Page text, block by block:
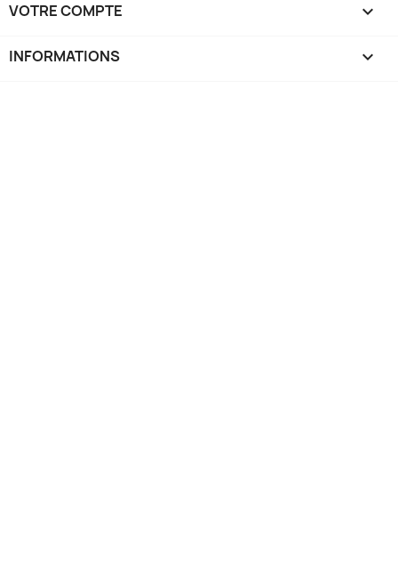
VOTRE COMPTE 
INFORMATIONS keyboard_arrow_down